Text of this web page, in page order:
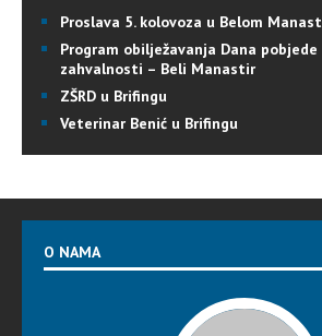
Proslava 5. kolovoza u Belom
Program obilježavanja Dana
zahvalnosti – Beli Manastir
ZŠRD u Brifingu
Veterinar Benić u Brifingu
O NAMA